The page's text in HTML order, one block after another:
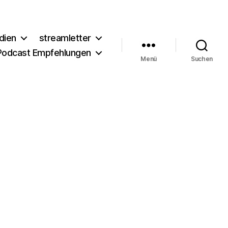
streamletter
Empfehlungen
Menü Suchen